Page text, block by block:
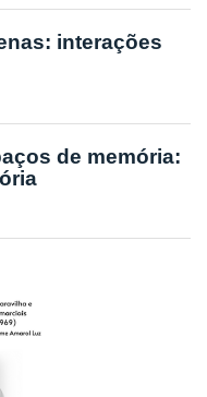
interações
de memória: